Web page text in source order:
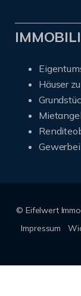
Häuser
© Eifelwert
Impressum